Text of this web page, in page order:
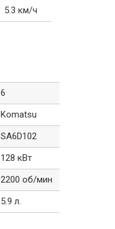
5.3 км/ч
6
Komatsu
SA6D102
128 кВт
2200 об/мин
5.9 л.